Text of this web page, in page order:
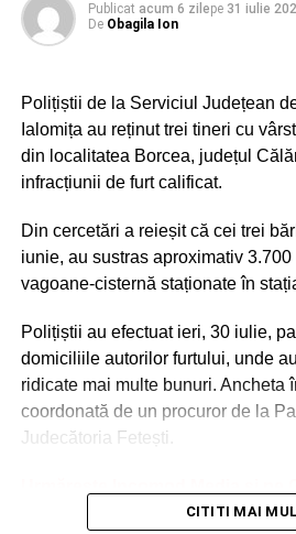
Publicat acum 6 zilepe 31 iulie
De Obagila Ion
Polițiștii de la Serviciul Județean
Ialomița au reținut trei tineri cu
din localitatea Borcea, județul
infracțiunii de furt calificat.
Din cercetări a reieșit că cei trei
iunie, au sustras aproximativ
vagoane-cisternă staționate în
Polițiștii au efectuat ieri, 30 iulie,
domiciliile autorilor furtului, unde
ridicate mai multe bunuri. Ancheta
coordonată de un procuror de la
Judecătoria Fetești.
CITITI MAI